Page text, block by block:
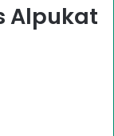
Alpukat